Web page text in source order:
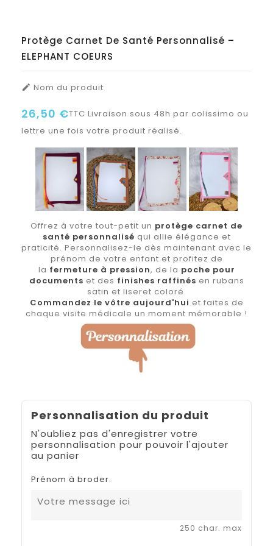
Protège Carnet De Santé Personnalisé –
ELEPHANT COEURS
 Nom du produit
26,50 €TTC Livraison sous 48h par colissimo ou
lettre une fois votre produit réalisé.
Offrez à votre tout-petit un protège carnet de
santé personnalisé qui allie élégance et
praticité. Personnalisez-le dès maintenant avec le
prénom de votre enfant et profitez de
la fermeture à pression, de la poche pour
documents et des finishes raffinés en rubans
satin et liseret coloré.
Commandez le vôtre aujourd'hui et faites de
chaque visite médicale un moment mémorable !
Personnalisation du produit
N'oubliez pas d'enregistrer votre
personnalisation pour pouvoir l'ajouter
au panier
Prénom à broder.
250 char. max